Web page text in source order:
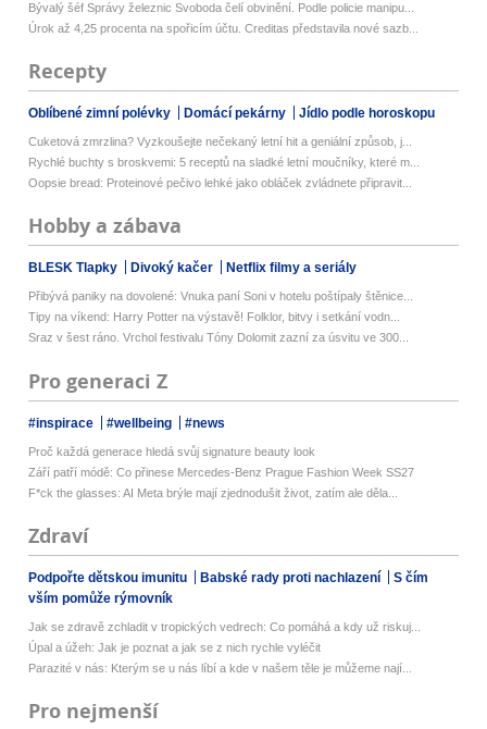
Bývalý šéf Správy železnic Svoboda čelí obvinění. Podle policie manipu...
Úrok až 4,25 procenta na spořicím účtu. Creditas představila nové sazb...
Recepty
Oblíbené zimní polévky Domácí pekárny Jídlo podle horoskopu
Cuketová zmrzlina? Vyzkoušejte nečekaný letní hit a geniální způsob, j...
Rychlé buchty s broskvemi: 5 receptů na sladké letní moučníky, které m...
Oopsie bread: Proteinové pečivo lehké jako obláček zvládnete připravit...
Hobby a zábava
BLESK Tlapky Divoký kačer Netflix filmy a seriály
Přibývá paniky na dovolené: Vnuka paní Soni v hotelu poštípaly štěnice...
Tipy na víkend: Harry Potter na výstavě! Folklor, bitvy i setkání vodn...
Sraz v šest ráno. Vrchol festivalu Tóny Dolomit zazní za úsvitu ve 300...
Pro generaci Z
#inspirace #wellbeing #news
Proč každá generace hledá svůj signature beauty look
Září patří módě: Co přinese Mercedes-Benz Prague Fashion Week SS27
F*ck the glasses: AI Meta brýle mají zjednodušit život, zatím ale děla...
Zdraví
Podpořte dětskou imunitu Babské rady proti nachlazení
S čím
vším pomůže rýmovník
Jak se zdravě zchladit v tropických vedrech: Co pomáhá a kdy už riskuj...
Úpal a úžeh: Jak je poznat a jak se z nich rychle vyléčit
Parazité v nás: Kterým se u nás líbí a kde v našem těle je můžeme nají...
Pro nejmenší